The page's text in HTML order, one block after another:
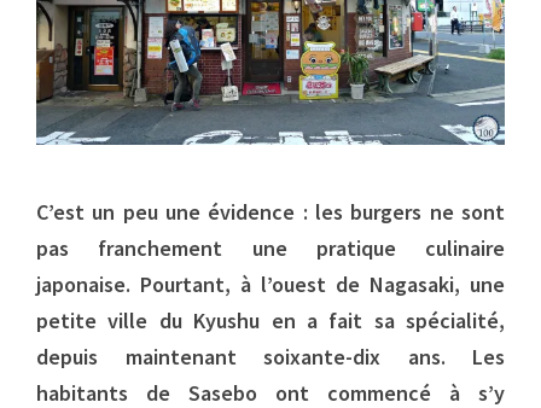
C’est un peu une évidence : les burgers ne sont
pas franchement une pratique culinaire
japonaise. Pourtant, à l’ouest de Nagasaki, une
petite ville du Kyushu en a fait sa spécialité,
depuis maintenant soixante-dix ans. Les
habitants de Sasebo ont commencé à s’y